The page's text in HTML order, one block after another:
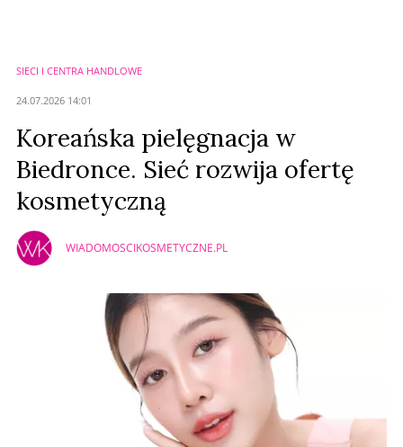
SIECI I CENTRA HANDLOWE
24.07.2026 14:01
Koreańska pielęgnacja w
Biedronce. Sieć rozwija ofertę
kosmetyczną
WIADOMOSCIKOSMETYCZNE.PL